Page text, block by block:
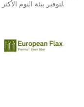
Heveya® لتوفير بيئة النوم الأكثر طبيعية لعملائنا.